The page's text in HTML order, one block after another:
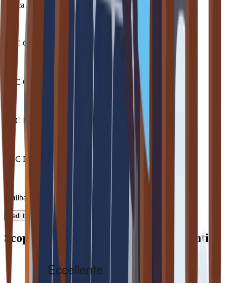
Banca Alta Toscana
BCC Caravaggio e Cremasco
BCC Colli Albani
BCC Pordenonese e Molise
BCC Romagnolo
Emilbanca
Vedi tutte le banche convenzionate
Scopri cosa dicono di noi i nostri clienti